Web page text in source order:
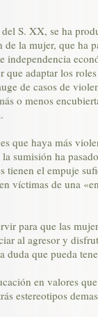
S. XX, se ha
de la mujer, que ha
independencia
adaptar los
de casos de
o menos
que haya más
sumisión ha
tienen el empuje
víctimas de una
para que las
al agresor y
duda que pueda
en valores
estereotipos